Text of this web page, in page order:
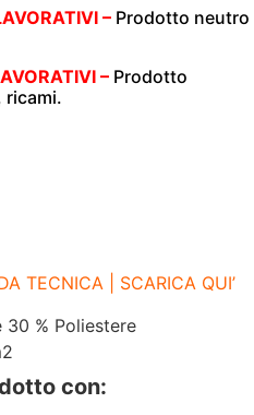
– Prodotto neutro
– Prodotto
ricami.
TECNICA | SCARICA QUI’
30 % Poliestere
con: